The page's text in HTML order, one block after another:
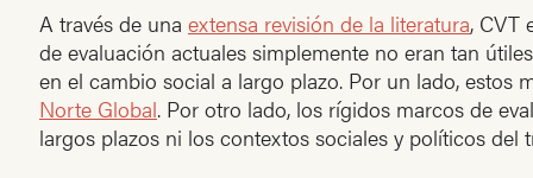
A través de una extensa revisión de la literatura, CVT
de evaluación actuales simplemente no eran tan
en el cambio social a largo plazo. Por un lado, estos
Norte Global. Por otro lado, los rígidos marcos de
largos plazos ni los contextos sociales y políticos del